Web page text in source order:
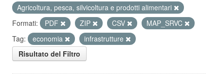
Agricoltura, pesca, silvicoltura e prodotti alimentari
Formati:
PDF ZIP CSV
MAP_SRVC
Tag:
economia
infrastrutture
Risultato del Filtro